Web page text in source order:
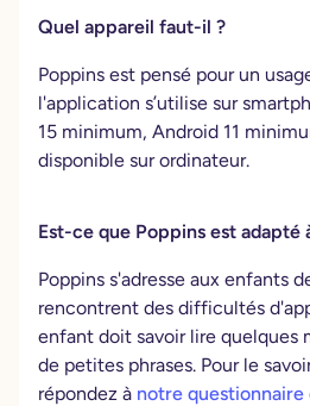
Quel appareil faut-il ?
Poppins est pensé pour un
l'application s’utilise sur
15 minimum, Android 11
disponible sur ordinateur.
Est-ce que Poppins est adapté
Poppins s'adresse aux enfants
rencontrent des difficultés
enfant doit savoir lire quelques
de petites phrases. Pour le
répondez à notre